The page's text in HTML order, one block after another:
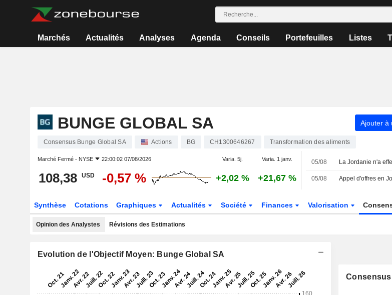
Marchés Actualités Analyses Agenda Conseils Portefeuilles Listes
BUNGE GLOBAL SA Ajouter à
Consensus Bunge Global SA Actions BG CH1300646267 Transformation des aliments
Marché Fermé - NYSE 22:00:02 07/08/2026 Varia. 5j. Varia. 1 janv.
108,38 USD -0,57 % +2,02 % +21,67 %
05/08
05/08
Synthèse Cotations Graphiques Actualités Société Finances Valorisation
Opinion des Analystes Révisions des Estimations
Evolution de l'Objectif Moyen: Bunge Global SA